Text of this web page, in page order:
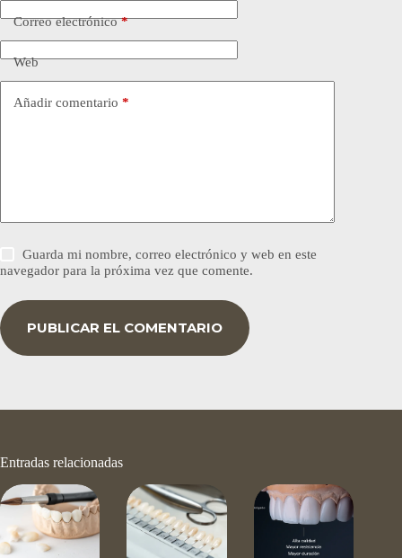
Correo electrónico*
Web
Añadir comentario *
Guarda mi nombre, correo electrónico y web en este
navegador para la próxima vez que comente.
PUBLICAR EL COMENTARIO
Entradas relacionadas